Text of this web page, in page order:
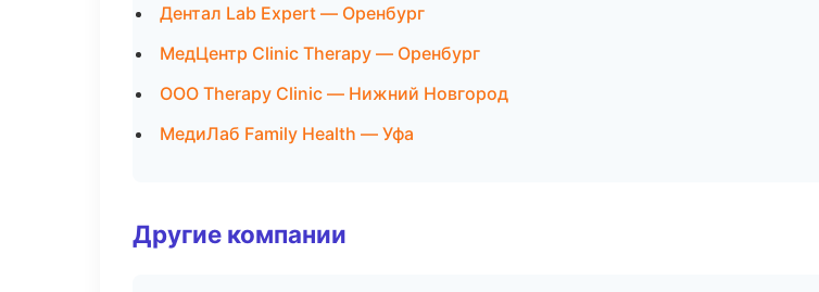
Дентал Lab Expert — Оренбург
МедЦентр Clinic Therapy — Оренбург
ООО Therapy Clinic — Нижний Новгород
МедиЛаб Family Health — Уфа
Другие компании